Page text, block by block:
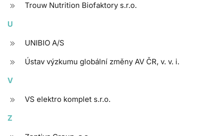
Trouw Nutrition Biofaktory s.r.o.
U
UNIBIO A/S
Ústav výzkumu globální změny AV ČR, v. v. i.
V
VS elektro komplet s.r.o.
Z